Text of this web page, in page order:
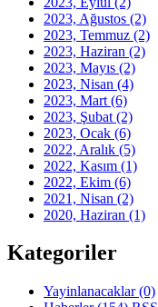
2023, Ağustos (2)
2023, Temmuz (2)
2023, Haziran (2)
2023, Mayıs (2)
2023, Nisan (4)
2023, Mart (6)
2023, Şubat (2)
2023, Ocak (6)
2022, Aralık (5)
2022, Kasım (1)
2022, Ekim (6)
2021, Nisan (2)
2020, Haziran (1)
Kategoriler
Yayinlanacaklar(0)